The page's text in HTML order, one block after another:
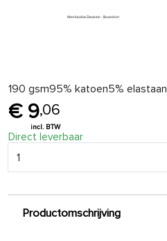
190 gsm95% katoen5% elastaan
9,06
Direct leverbaar
Productomschrijving